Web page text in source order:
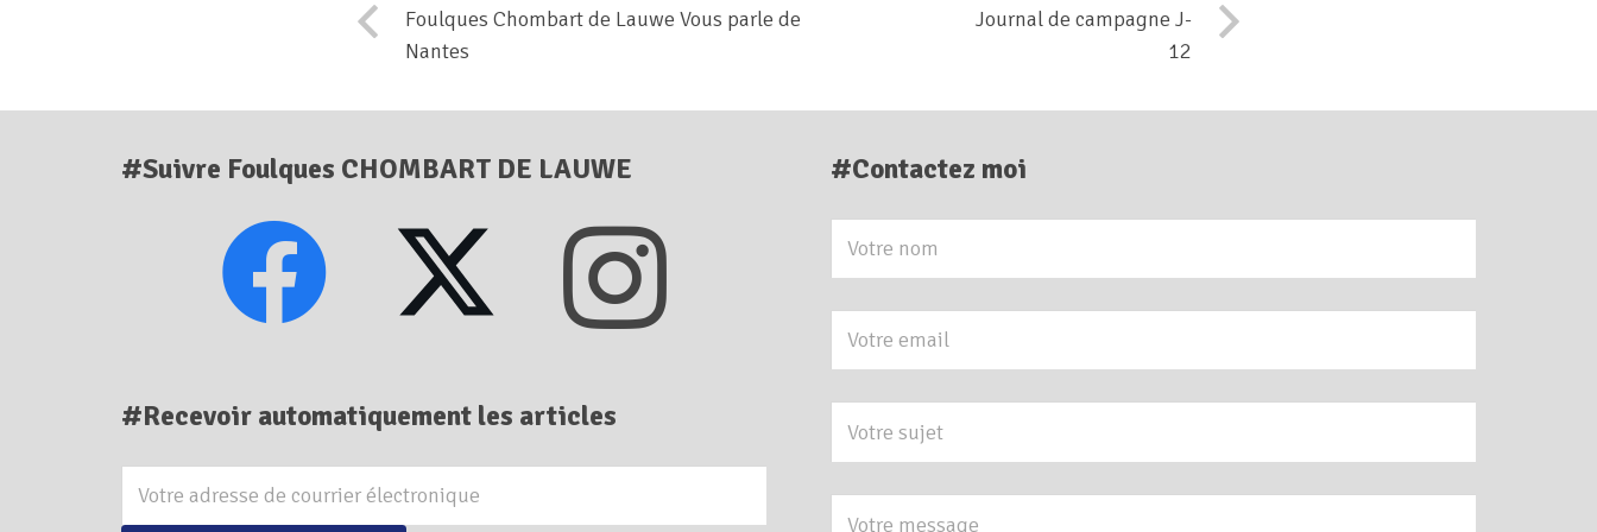
Foulques Chombart de Lauwe Vous parle de
Nantes
Journal de campagne J-
12
#Suivre Foulques CHOMBART DE LAUWE
#Recevoir automatiquement les articles
#Contactez moi